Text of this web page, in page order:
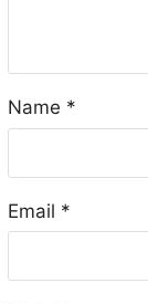
Name *
Email *